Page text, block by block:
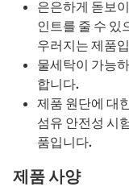
은은하게 돋보
인트를 줄 수 있
우러지는 제품
물세탁이 가능
합니다.
제품 원단에 대
섬유 안전성 시
품입니다.
제품 사양